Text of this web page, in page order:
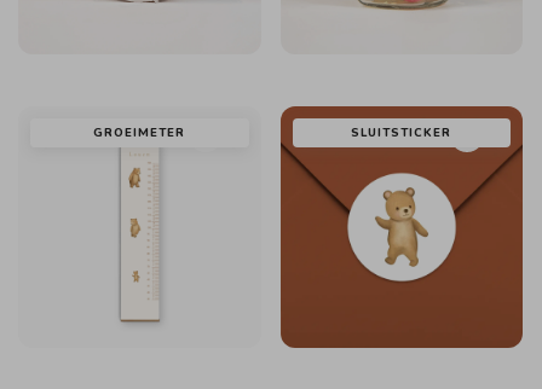
GROEIMETER SLUITSTICKER